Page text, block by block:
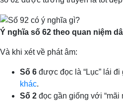
Ý nghĩa số 62 theo quan niệm
Và khi xét về phát âm:
Số 6 được đọc là “Lục” lái
khác.
Số 2 đọc gần giống với